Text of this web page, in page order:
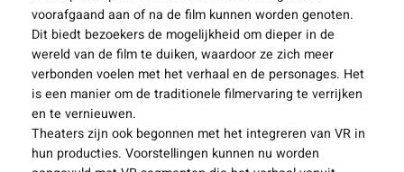
voorafgaand aan of na de film kunnen worden genoten.
Dit biedt bezoekers de mogelijkheid om dieper in de
wereld van de film te duiken, waardoor ze zich meer
verbonden voelen met het verhaal en de personages. Het
is een manier om de traditionele filmervaring te verrijken
en te vernieuwen.
Theaters zijn ook begonnen met het integreren van VR in
hun producties. Voorstellingen kunnen nu worden